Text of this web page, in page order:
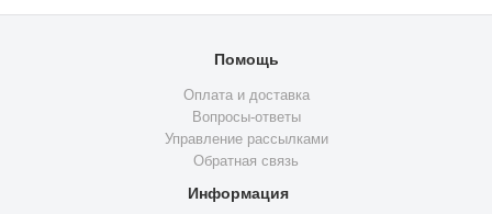
Помощь
Оплата и доставка
Вопросы-ответы
Управление рассылками
Обратная связь
Информация